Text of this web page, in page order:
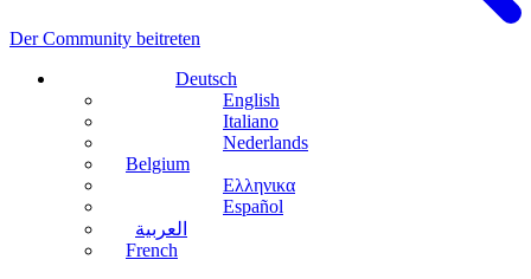
Der Community beitreten
Deutsch
English
Italiano
Nederlands
Belgium
Ελληνικα
Español
العربية
French